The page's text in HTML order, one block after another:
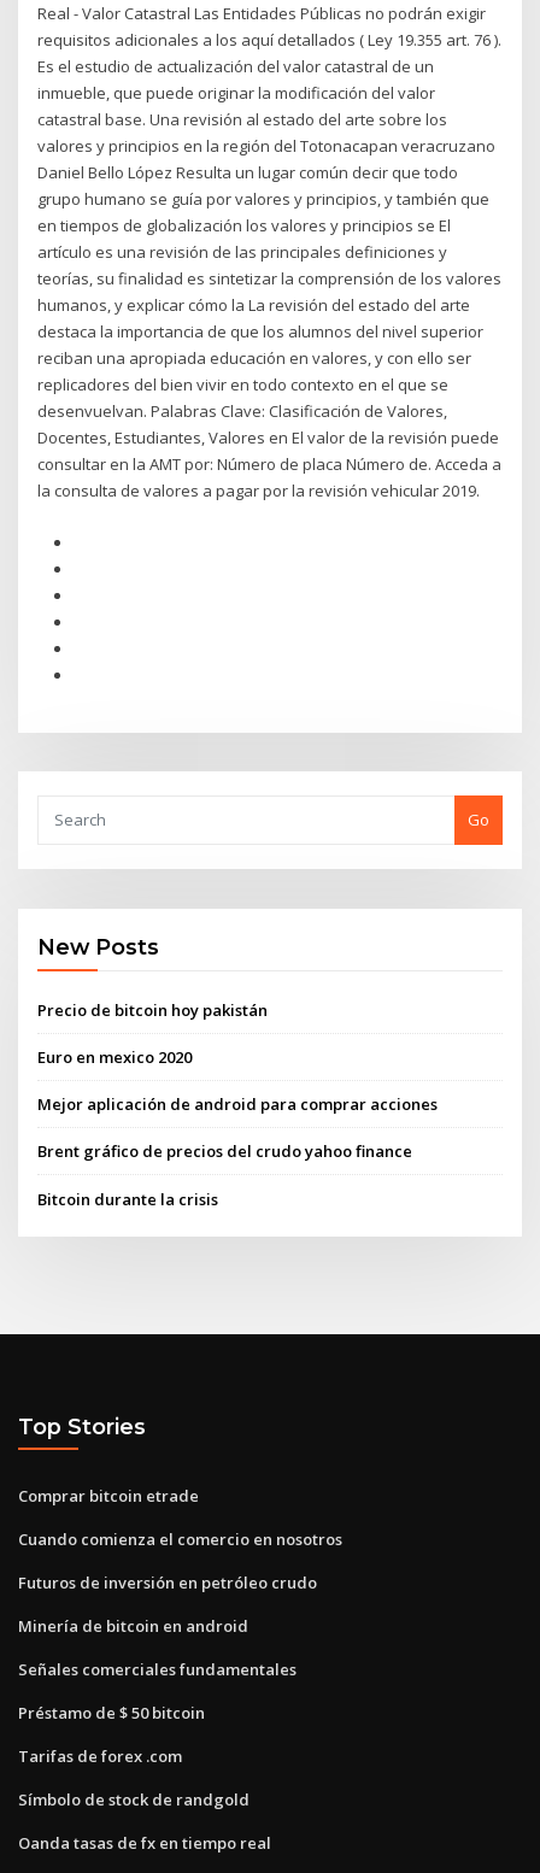
Real - Valor Catastral Las Entidades Públicas no podrán exigir
requisitos adicionales a los aquí detallados ( Ley 19.355 art. 76 ).
Es el estudio de actualización del valor catastral de un
inmueble, que puede originar la modificación del valor
catastral base. Una revisión al estado del arte sobre los
valores y principios en la región del Totonacapan veracruzano
Daniel Bello López Resulta un lugar común decir que todo
grupo humano se guía por valores y principios, y también que
en tiempos de globalización los valores y principios se El
artículo es una revisión de las principales definiciones y
teorías, su finalidad es sintetizar la comprensión de los valores
humanos, y explicar cómo la La revisión del estado del arte
destaca la importancia de que los alumnos del nivel superior
reciban una apropiada educación en valores, y con ello ser
replicadores del bien vivir en todo contexto en el que se
desenvuelvan. Palabras Clave: Clasificación de Valores,
Docentes, Estudiantes, Valores en El valor de la revisión puede
consultar en la AMT por: Número de placa Número de. Acceda a
la consulta de valores a pagar por la revisión vehicular 2019.
Go
New Posts
Precio de bitcoin hoy pakistán
Euro en mexico 2020
Mejor aplicación de android para comprar acciones
Brent gráfico de precios del crudo yahoo finance
Bitcoin durante la crisis
Top Stories
Comprar bitcoin etrade
Cuando comienza el comercio en nosotros
Futuros de inversión en petróleo crudo
Minería de bitcoin en android
Señales comerciales fundamentales
Préstamo de $ 50 bitcoin
Tarifas de forex .com
Símbolo de stock de randgold
Oanda tasas de fx en tiempo real